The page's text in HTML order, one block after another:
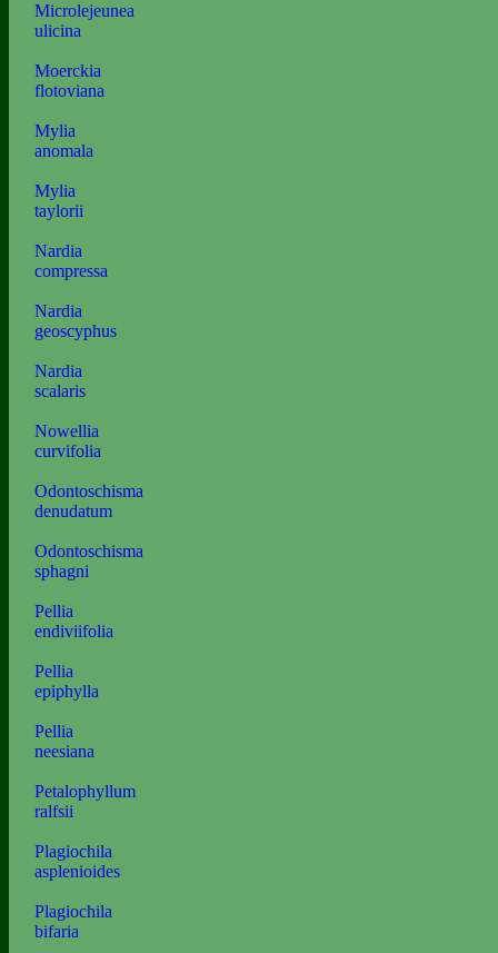
Microlejeunea
ulicina
Moerckia
flotoviana
Mylia
anomala
Mylia
taylorii
Nardia
compressa
Nardia
geoscyphus
Nardia
scalaris
Nowellia
curvifolia
Odontoschisma
denudatum
Odontoschisma
sphagni
Pellia
endiviifolia
Pellia
epiphylla
Pellia
neesiana
Petalophyllum
ralfsii
Plagiochila
asplenioides
Plagiochila
bifaria